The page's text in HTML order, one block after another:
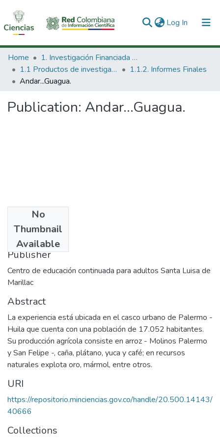
Log In (current)
Communities & Collections
All of DSpace
Home
1. Investigación Financiada con Recursos Públicos
1.1 Productos de investigación
1.1.2. Informes Finales
Andar...Guagua.
Publication: Andar...Guagua.
No
Thumbnail
Available
1995
Publisher
Centro de educación continuada para adultos Santa Luisa de
Marillac
Abstract
La experiencia está ubicada en el casco urbano de Palermo -
Huila que cuenta con una población de 17.052 habitantes.
Su producción agrícola consiste en arroz - Molinos Palermo
y San Felipe -, caña, plátano, yuca y café; en recursos
naturales explota oro, mármol, entre otros.
URI
https://repositorio.minciencias.gov.co/handle/20.500.14143/
40666
Collections